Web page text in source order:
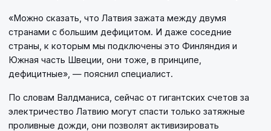
«Можно сказать, что Латвия зажата между двумя
странами с большим дефицитом. И даже соседние
страны, к которым мы подключены это Финляндия и
Южная часть Швеции, они тоже, в принципе,
дефицитные», — пояснил специалист.
По словам Валдманиса, сейчас от гигантских счетов за
электричество Латвию могут спасти только затяжные
проливные дожди, они позволят активизировать